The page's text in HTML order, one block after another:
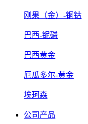
刚果（金）-铜钴
巴西-铌磷
巴西黄金
厄瓜多尔-黄金
埃珂森
公司产品